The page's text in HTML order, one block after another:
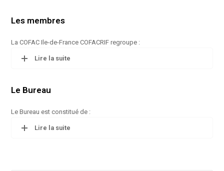
Les membres
La COFAC Ile-de-France COFACRIF regroupe :
Lire la suite
Le Bureau
Le Bureau est constitué de :
Lire la suite